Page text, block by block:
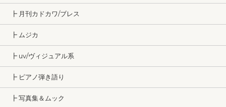
┣ 月刊カドカワ/ブレス
┣ ムジカ
┣ uv/ヴィジュアル系
┣ ピアノ弾き語り
┣ 写真集＆ムック